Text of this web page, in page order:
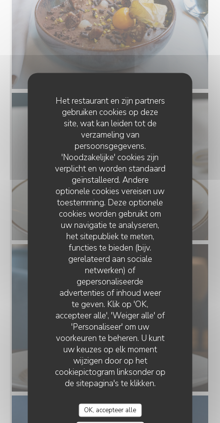
Het restaurant en zijn partners
gebruiken cookies op deze
site, wat kan leiden tot de
verzameling van
persoonsgegevens.
'Noodzakelijke' cookies zijn
verplicht en worden standaard
geïnstalleerd. Andere
optionele cookies vereisen uw
toestemming. Deze optionele
cookies worden gebruikt om
uw navigatie te analyseren,
het sitepubliek te meten,
functies te bieden (bijv.
gerelateerd aan sociale
netwerken) of
gepersonaliseerde
advertenties of inhoud weer
te geven. Klik op 'OK,
accepteer alle', 'Weiger alle' of
'Personaliseer' om uw
voorkeuren te beheren. U kunt
uw keuzes op elk moment
wijzigen door op het
cookiepictogram linksonder op
de sitepagina's te klikken.
OK, accepteer alle